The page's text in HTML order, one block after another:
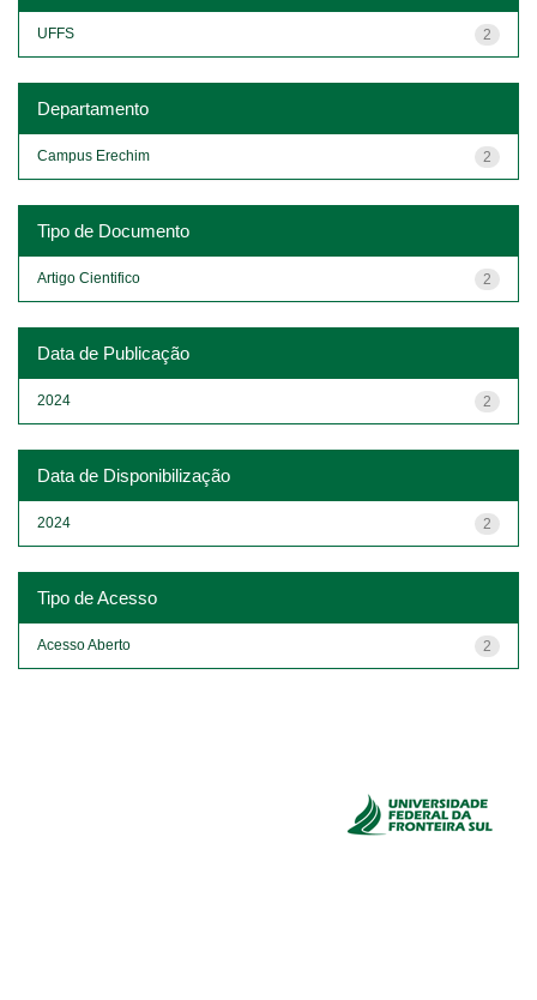
2
UFFS
Departamento
2
Campus Erechim
Tipo de Documento
2
Artigo Cientifico
Data de Publicação
2
2024
Data de Disponibilização
2
2024
Tipo de Acesso
2
Acesso Aberto